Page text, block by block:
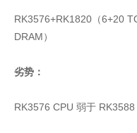
RK3576+RK1820（6+20
DRAM）
劣势：
RK3576 CPU 弱于 RK3588